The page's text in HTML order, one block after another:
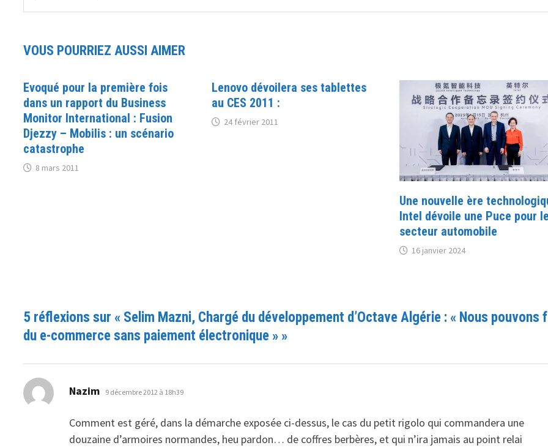
VOUS POURRIEZ AUSSI AIMER
Evoqué pour la première fois
dans un rapport du Business
Monitor International : Fusion
Djezzy – Mobilis : un scénario
catastrophe
8 mars 2011
Lenovo dévoilera ses tablettes
au CES 2011 :
24 février 2011
Une nouvelle ère
Intel dévoile une Puce pour
secteur automobile
16 janvier 2024
5 réflexions sur « Selim Mazni, Chargé du développement d’Octave Algérie : « Nous pouvons
du e-commerce sans paiement électronique » »
Nazim dit :
9 décembre 2012 à 18h39
Comment est géré, dans la démarche exposée ci-dessus, le cas du petit rigolo qui commandera une
douzaine d’armoires normandes, heu pardon… de coffres berbères, et qui n’ira jamais au point relai